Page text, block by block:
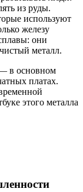
из руды.
используют
железу
они
металл.
в основном
платах.
этого металла